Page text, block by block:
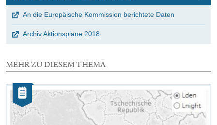
An die Europäische Kommission berichtete Daten
Archiv Aktionspläne 2018
MEHR ZU DIESEM THEMA
Elemente
dieser
Auswahl
Kategorie:
Artikel